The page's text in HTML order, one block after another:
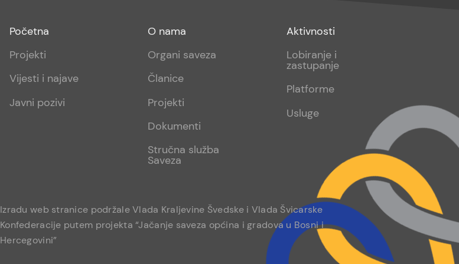
Footer
menu
Početna
Projekti
Vijesti i najave
Javni pozivi
Footer
sub
O nama
Organi saveza
Članice
Projekti
Dokumenti
Stručna služba
Saveza
Footer
sub
Aktivnosti
Lobiranje i
zastupanje
Platforme
Usluge
Izradu web stranice podržale Vlada Kraljevine Švedske i Vlada Švicarske
Konfederacije putem projekta “Jačanje saveza općina i gradova u Bosni i
Hercegovini”